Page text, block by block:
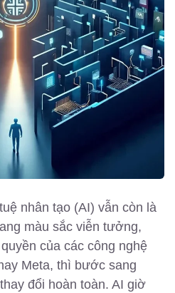
nhân tạo (AI) vẫn còn là
màu sắc viễn tưởng,
của các công nghệ
Meta, thì bước sang
đổi hoàn toàn. AI giờ